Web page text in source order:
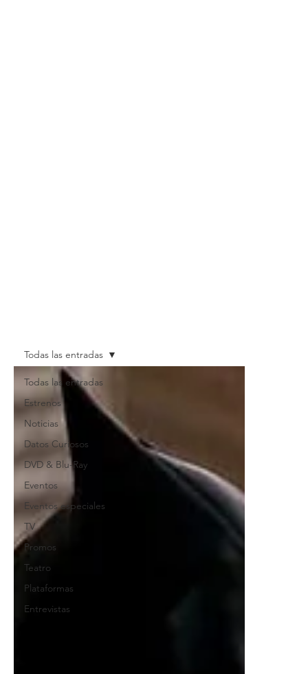
Todas las entradas
Estrenos
Noticias
Datos Curiosos
DVD & Blu-Ray
Eventos
Eventos especiales
TV
Promos
Teatro
Plataformas
Entrevistas
Todas las entradas